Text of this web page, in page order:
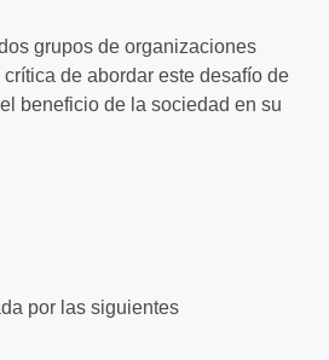
grupos de organizaciones
de abordar este desafío de
beneficio de la sociedad en su
por las siguientes